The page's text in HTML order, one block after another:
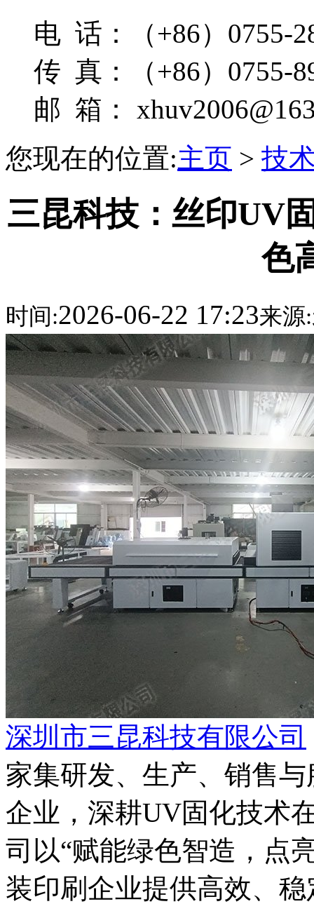
电 话：（+86）0755-
传 真：（+86）0755-
邮 箱：
您现在的位置:主页 > 技
三昆科技：丝印UV
色
时间:2026-06-22 17:23来源:
深圳市三昆科技有限公司
家集研发、生产、销售
企业，深耕UV固化技术
司以“赋能绿色智造，点
装印刷企业提供高效、